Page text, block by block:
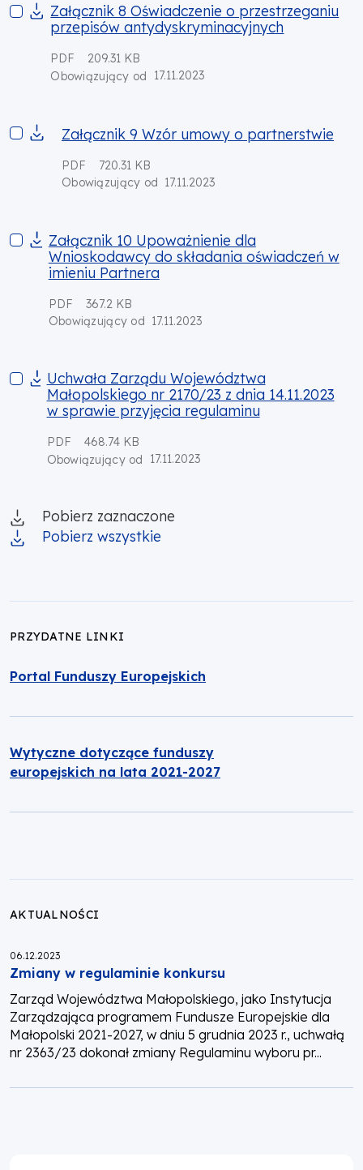
Załącznik 8 Oświadczenie o przestrzeganiu przepisów
Załącznik 8 Oświadczenie o przestrzeganiu
przepisów antydyskryminacyjnych
PDF
209.31 KB
Obowiązujący od
17.11.2023
Załącznik 9 Wzór umowy o partnerstwie
Załącznik 9 Wzór umowy o partnerstwie
PDF
720.31 KB
Obowiązujący od
17.11.2023
Załącznik 10 Upoważnienie dla Wnioskodawcy do
Załącznik 10 Upoważnienie dla
Wnioskodawcy do składania oświadczeń w
imieniu Partnera
PDF
367.2 KB
Obowiązujący od 17.11.2023
Uchwała Zarządu Województwa Małopolskiego nr 2170/23
Uchwała Zarządu Województwa
Małopolskiego nr 2170/23 z dnia 14.11.2023
w sprawie przyjęcia regulaminu
PDF
468.74 KB
Obowiązujący od
17.11.2023
Pobierz zaznaczone
Pobierz wszystkie
PRZYDATNE LINKI
Portal Funduszy Europejskich
Wytyczne dotyczące funduszy
europejskich na lata 2021-2027
AKTUALNOŚCI
Opublikowano:
06.12.2023
Zmiany w regulaminie konkursu
Zarząd Województwa Małopolskiego, jako Instytucja
Zarządzająca programem Fundusze Europejskie dla
Małopolski 2021-2027, w dniu 5 grudnia 2023 r., uchwałą
nr 2363/23 dokonał zmiany Regulaminu wyboru pr...